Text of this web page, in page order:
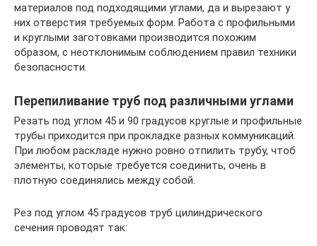
материалов под подходящими углами, да и вырезают у
них отверстия требуемых форм. Работа с профильными
и круглыми заготовками производится похожим
образом, с неотклонимым соблюдением правил техники
безопасности.
Перепиливание труб под различными углами
Резать под углом 45 и 90 градусов круглые и профильные
трубы приходится при прокладке разных коммуникаций.
При любом раскладе нужно ровно отпилить трубу, чтоб
элементы, которые требуется соединить, очень в
плотную соединялись между собой.
Рез под углом 45 градусов труб цилиндрического
сечения проводят так: